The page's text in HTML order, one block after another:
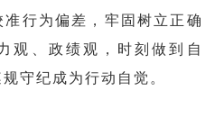
行为偏差，牢固树立正确
观、政绩观，时刻做到自
守纪成为行动自觉。